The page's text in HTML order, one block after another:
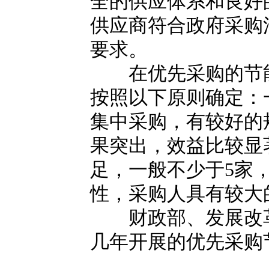
供应商符合政府采
要求。
在优先采购的节
按照以下原则确定
集中采购，有较好
果突出，效益比较
足，一般不少于5家
性，采购人具有较
财政部、发展改
几年开展的优先采